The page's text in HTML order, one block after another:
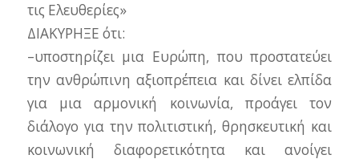
τις Ελευθερίες»
ΔΙΑΚΥΡΗΞΕ ότι:
–υποστηρίζει μια Ευρώπη, που προστατεύει
την ανθρώπινη αξιοπρέπεια και δίνει ελπίδα
για μια αρμονική κοινωνία, προάγει τον
διάλογο για την πολιτιστική, θρησκευτική και
κοινωνική διαφορετικότητα και ανοίγει